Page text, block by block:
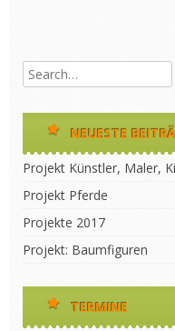
NEUESTE
Projekt Künstler, Maler,
Projekt Pferde
Projekte 2017
Projekt: Baumfiguren
TERMINE